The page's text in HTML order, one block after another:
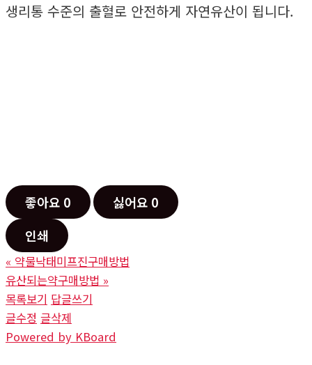
생리통 수준의 출혈로 안전하게 자연유산이 됩니다.
좋아요 0 싫어요 0
인쇄
« 약물낙태미프진구매방법
유산되는약구매방법 »
목록보기 답글쓰기
글수정 글삭제
Powered by KBoard